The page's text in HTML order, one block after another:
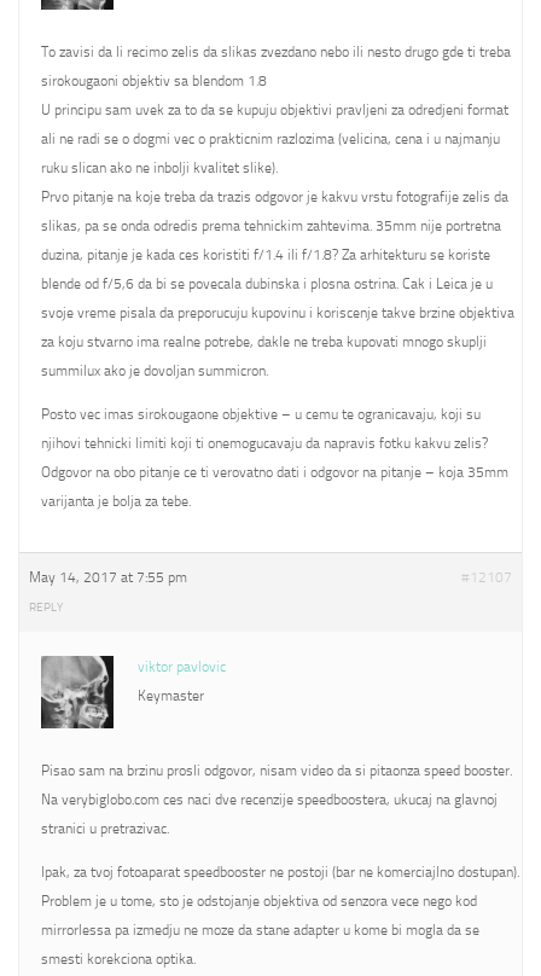
To zavisi da li recimo zelis da slikas zvezdano nebo ili nesto drugo gde ti treba
sirokougaoni objektiv sa blendom 1.8
U principu sam uvek za to da se kupuju objektivi pravljeni za odredjeni format
ali ne radi se o dogmi vec o prakticnim razlozima (velicina, cena i u najmanju
ruku slican ako ne inbolji kvalitet slike).
Prvo pitanje na koje treba da trazis odgovor je kakvu vrstu fotografije zelis da
slikas, pa se onda odredis prema tehnickim zahtevima. 35mm nije portretna
duzina, pitanje je kada ces koristiti f/1.4 ili f/1.8? Za arhitekturu se koriste
blende od f/5,6 da bi se povecala dubinska i plosna ostrina. Cak i Leica je u
svoje vreme pisala da preporucuju kupovinu i koriscenje takve brzine objektiva
za koju stvarno ima realne potrebe, dakle ne treba kupovati mnogo skuplji
summilux ako je dovoljan summicron.
Posto vec imas sirokougaone objektive – u cemu te ogranicavaju, koji su
njihovi tehnicki limiti koji ti onemogucavaju da napravis fotku kakvu zelis?
Odgovor na obo pitanje ce ti verovatno dati i odgovor na pitanje – koja 35mm
varijanta je bolja za tebe.
May 14, 2017 at 7:55 pm #12107
REPLY
viktor pavlovic
Keymaster
Pisao sam na brzinu prosli odgovor, nisam video da si pitaonza speed booster.
Na verybiglobo.com ces naci dve recenzije speedboostera, ukucaj na glavnoj
stranici u pretrazivac.
Ipak, za tvoj fotoaparat speedbooster ne postoji (bar ne komerciajlno dostupan).
Problem je u tome, sto je odstojanje objektiva od senzora vece nego kod
mirrorlessa pa izmedju ne moze da stane adapter u kome bi mogla da se
smesti korekciona optika.